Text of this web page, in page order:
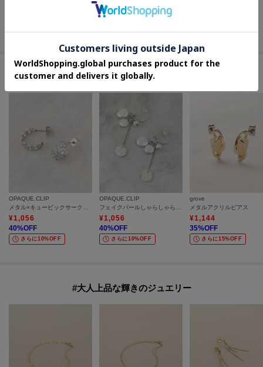
¥2,552
20 %OFF
セールアイテムからのおすすめ
OPAQUE.CLIP
メタル×キュービックサークルピアス
¥1,056
40%OFF
さらに10%OFF
OPAQUE.CLIP
フェイクパールしゃらしゃらピアス
¥1,056
40%OFF
さらに10%OFF
grove
メタルアクリルピアス
¥1,144
35%OFF
さらに15%OFF
#大人上品な輝きのジュエリー